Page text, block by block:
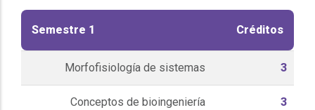
Semestre 1 Créditos
Morfofisiología de sistemas 3
Conceptos de bioingeniería 3